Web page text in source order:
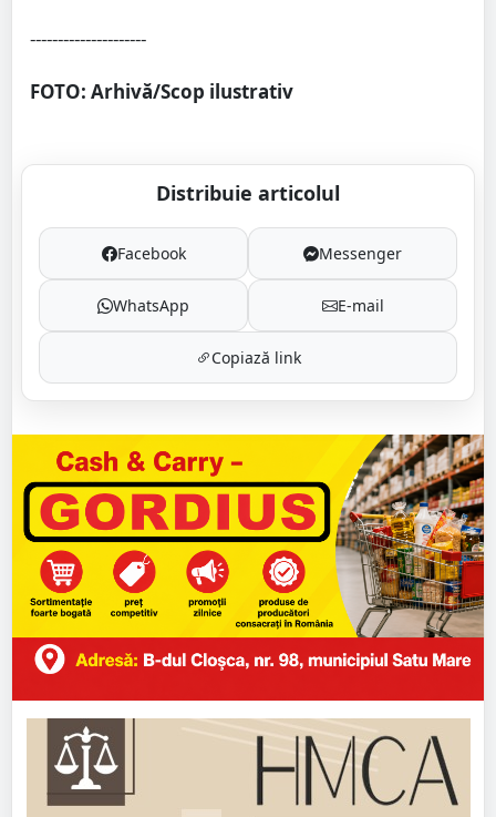
---------------------
FOTO: Arhivă/Scop ilustrativ
Distribuie articolul
Facebook Messenger
WhatsApp E-mail
Copiază link